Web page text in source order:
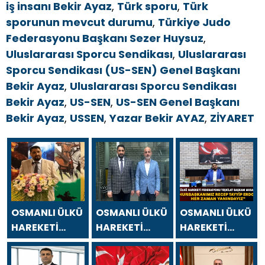
iş insanı Bekir Ayaz, Türk sporu, Türk
sporunun mevcut durumu, Türkiye Judo
Federasyonu Başkanı Sezer Huysuz,
Uluslararası Sporcu Sendikası, Uluslararası
Sporcu Sendikası (US-SEN) Genel Başkanı
Bekir Ayaz, Uluslararası Sporcu Sendikası
Bekir Ayaz, US-SEN, US-SEN Genel Başkanı
Bekir Ayaz, USSEN,Yazar Bekir AYAZ, ZİYARET
OSMANLI ÜLKÜ
HAREKETİ
FEDERASYONU
TEŞKİLAT
OSMANLI ÜLKÜ
HAREKETİ
FEDERASYONU
TEŞKİLAT
OSMANLI ÜLKÜ
HAREKETİ
FEDERASYONU
TEŞKİLAT